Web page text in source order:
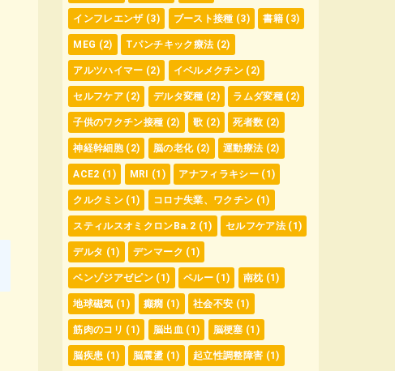
インフレエンザ (3) ブースト接種 (3) 書籍 (3)
MEG (2) Tパンチキック療法 (2)
アルツハイマー (2) イベルメクチン (2)
セルフケア (2) デルタ変種 (2) ラムダ変種 (2)
子供のワクチン接種 (2) 歌 (2) 死者数 (2)
神経幹細胞 (2) 脳の老化 (2) 運動療法 (2)
ACE2 (1) MRI (1) アナフィラキシー (1)
クルクミン (1) コロナ失業、ワクチン (1)
スティルスオミクロンBa.2 (1) セルフケア法 (1)
デルタ (1) デンマーク (1)
ベンゾジアゼピン (1) ペルー (1) 南枕 (1)
地球磁気 (1) 癲癇 (1) 社会不安 (1)
筋肉のコリ (1) 脳出血 (1) 脳梗塞 (1)
脳疾患 (1) 脳震盪 (1) 起立性調整障害 (1)